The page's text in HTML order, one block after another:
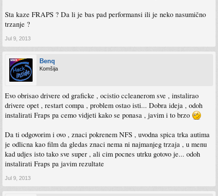
Sta kaze FRAPS ? Da li je bas pad performansi ili je neko nasumično
trzanje ?
Jul 9, 2013
Benq
Komšija
Evo obrisao drivere od graficke , ocistio ccleanerom sve , instalirao
drivere opet , restart compa , problem ostao isti... Dobra ideja , odoh
instalirati Fraps pa cemo vidjeti kako se ponasa , javim i to brzo
Da ti odgovorim i ovo , znaci pokrenem NFS , uvodna spica trka autima
je odlicna kao film da gledas znaci nema ni najmanjeg trzaja , u menu
kad udjes isto tako sve super , ali cim pocnes utrku gotovo je... odoh
instalirati Fraps pa javim rezultate
Jul 9, 2013